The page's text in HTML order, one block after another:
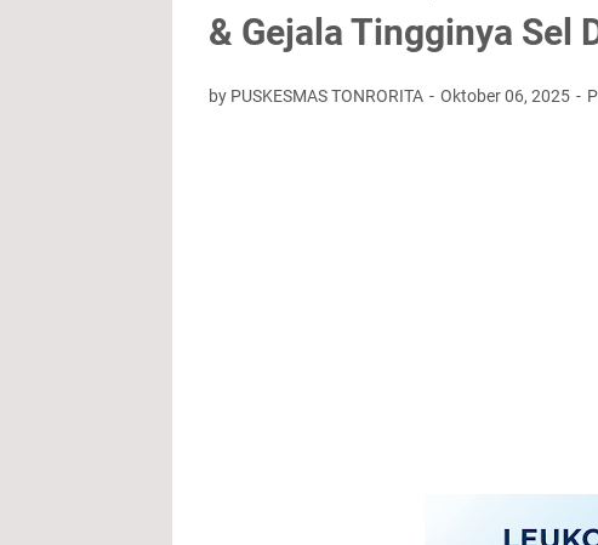
& Gejala Tingginya Sel
by PUSKESMAS TONRORITA Oktober 06, 2025